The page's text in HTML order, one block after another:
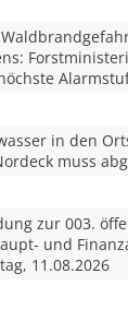
in den
muss
zur 003.
und
11.08.2026